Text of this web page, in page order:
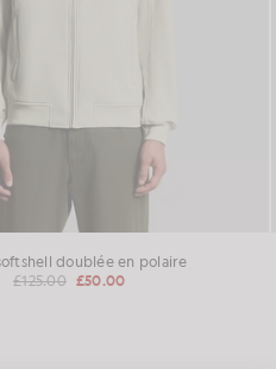
doublée en polaire
£125.00 £50.00